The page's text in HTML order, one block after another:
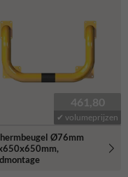
461,80
✔ volumeprijzen
Ø76mm